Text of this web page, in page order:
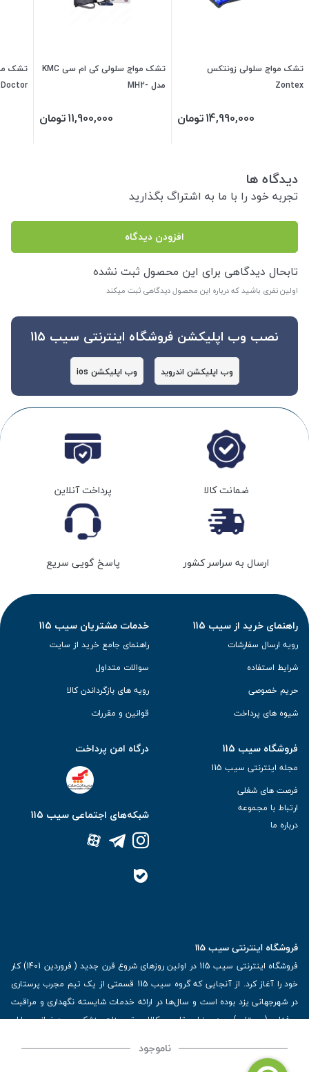
تشک مواج سلولی زونتکس
Zontex
14,990,000تومان
تشک مواج سلولی کی ام سی KMC
مدل -MH2
11,900,000تومان
Doctor
دیدگاه ها
تجربه خود را با ما به اشتراگ بگذارید
افزودن دیدگاه
تابحال دیدگاهی برای این محصول ثبت نشده
اولین نفری باشید که درباره این محصول دیدگاهی ثبت میکند
ناموجود
نصب وب اپلیکشن فروشگاه اینترنتی سیب 115
وب اپلیکشن اندروید وب اپلیکشن ios
ضمانت کالا پرداخت آنلاین
ارسال به سراسر کشور پاسخ گویی سریع
راهنمای خرید از سیب 115
رویه ارسال سفارشات
شرایط استفاده
حریم خصوصی
شیوه های پرداخت
خدمات مشتریان سیب 115
راهنمای جامع خرید از سایت
سوالات متداول
رویه های بازگرداندن کالا
قوانین و مقررات
فروشگاه سیب 115
مجله اینترنتی سیب 115
فرصت های شغلی
ارتباط با مجموعه
درباره ما
درگاه امن پرداخت
شبکه‌های اجتماعی سیب 115
فروشگاه اینترنتی سیب 115
فروشگاه اینترنتی سیب 115 در اولین روزهای شروع قرن جدید ( فروردین 1401) کار
خود را آغاز کرد. از آنجایی که گروه سیب 115 قسمتی از یک تیم مجرب پرستاری
در شهرجهانی یزد بوده است و سال‌ها در ارائه خدمات شایسته نگهداری و مراقبت
حرفه‌ای (پرستاری) و همینطور تامین کالا و تجهیزات پزشکی مورد نیاز بیماران
برترین برندهای موجود در بازار اطلاعات بسیار ارزشمندی را دارا می‌باشد
مشاهده بیشتر